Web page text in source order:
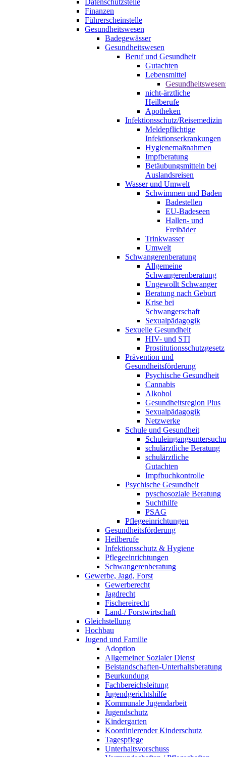
Datenschutzstelle
Finanzen
Führerscheinstelle
Gesundheitswesen
Badegewässer
Gesundheitswesen
Beruf und Gesundheit
Gutachten
Lebensmittel
nicht-ärztliche
Heilberufe
Apotheken
Infektionsschutz/Reisemedizin
Meldepflichtige
Infektionserkrankungen
Hygienemaßnahmen
Impfberatung
Betäubungsmitteln bei
Auslandsreisen
Wasser und Umwelt
Schwimmen und Baden
Badestellen
EU-Badeseen
Hallen- und
Freibäder
Trinkwasser
Umwelt
Schwangerenberatung
Allgemeine
Schwangerenberatung
Ungewollt Schwanger
Beratung nach Geburt
Krise bei
Schwangerschaft
Sexualpädagogik
Sexuelle Gesundheit
HIV- und STI
Prostitutionsschutzgesetz
Prävention und
Gesundheitsförderung
Psychische Gesundheit
Cannabis
Alkohol
Gesundheitsregion Plus
Sexualpädagogik
Netzwerke
Schule und Gesundheit
schulärztliche Beratung
schulärztliche
Gutachten
Impfbuchkontrolle
Psychische Gesundheit
pyschosoziale Beratung
Suchthilfe
PSAG
Pflegeeinrichtungen
Gesundheitsförderung
Heilberufe
Infektionsschutz & Hygiene
Pflegeeinrichtungen
Schwangerenberatung
Gewerbe, Jagd, Forst
Gewerberecht
Jagdrecht
Fischereirecht
Land-/ Forstwirtschaft
Gleichstellung
Hochbau
Jugend und Familie
Adoption
Allgemeiner Sozialer Dienst
Beistandschaften-Unterhaltsberatung
Beurkundung
Fachbereichsleitung
Jugendgerichtshilfe
Kommunale Jugendarbeit
Jugendschutz
Kindergarten
Koordinierender Kinderschutz
Tagespflege
Unterhaltsvorschuss